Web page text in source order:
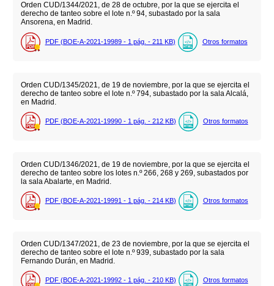
Orden CUD/1344/2021, de 28 de octubre, por la que se ejercita el
derecho de tanteo sobre el lote n.º 94, subastado por la sala
Ansorena, en Madrid.
PDF (BOE-A-2021-19989 - 1 pág. - 211 KB) Otros formatos
Orden CUD/1345/2021, de 19 de noviembre, por la que se ejercita el
derecho de tanteo sobre el lote n.º 794, subastado por la sala Alcalá,
en Madrid.
PDF (BOE-A-2021-19990 - 1 pág. - 212 KB) Otros formatos
Orden CUD/1346/2021, de 19 de noviembre, por la que se ejercita el
derecho de tanteo sobre los lotes n.º 266, 268 y 269, subastados por
la sala Abalarte, en Madrid.
PDF (BOE-A-2021-19991 - 1 pág. - 214 KB) Otros formatos
Orden CUD/1347/2021, de 23 de noviembre, por la que se ejercita el
derecho de tanteo sobre el lote n.º 939, subastado por la sala
Fernando Durán, en Madrid.
PDF (BOE-A-2021-19992 - 1 pág. - 210 KB) Otros formatos